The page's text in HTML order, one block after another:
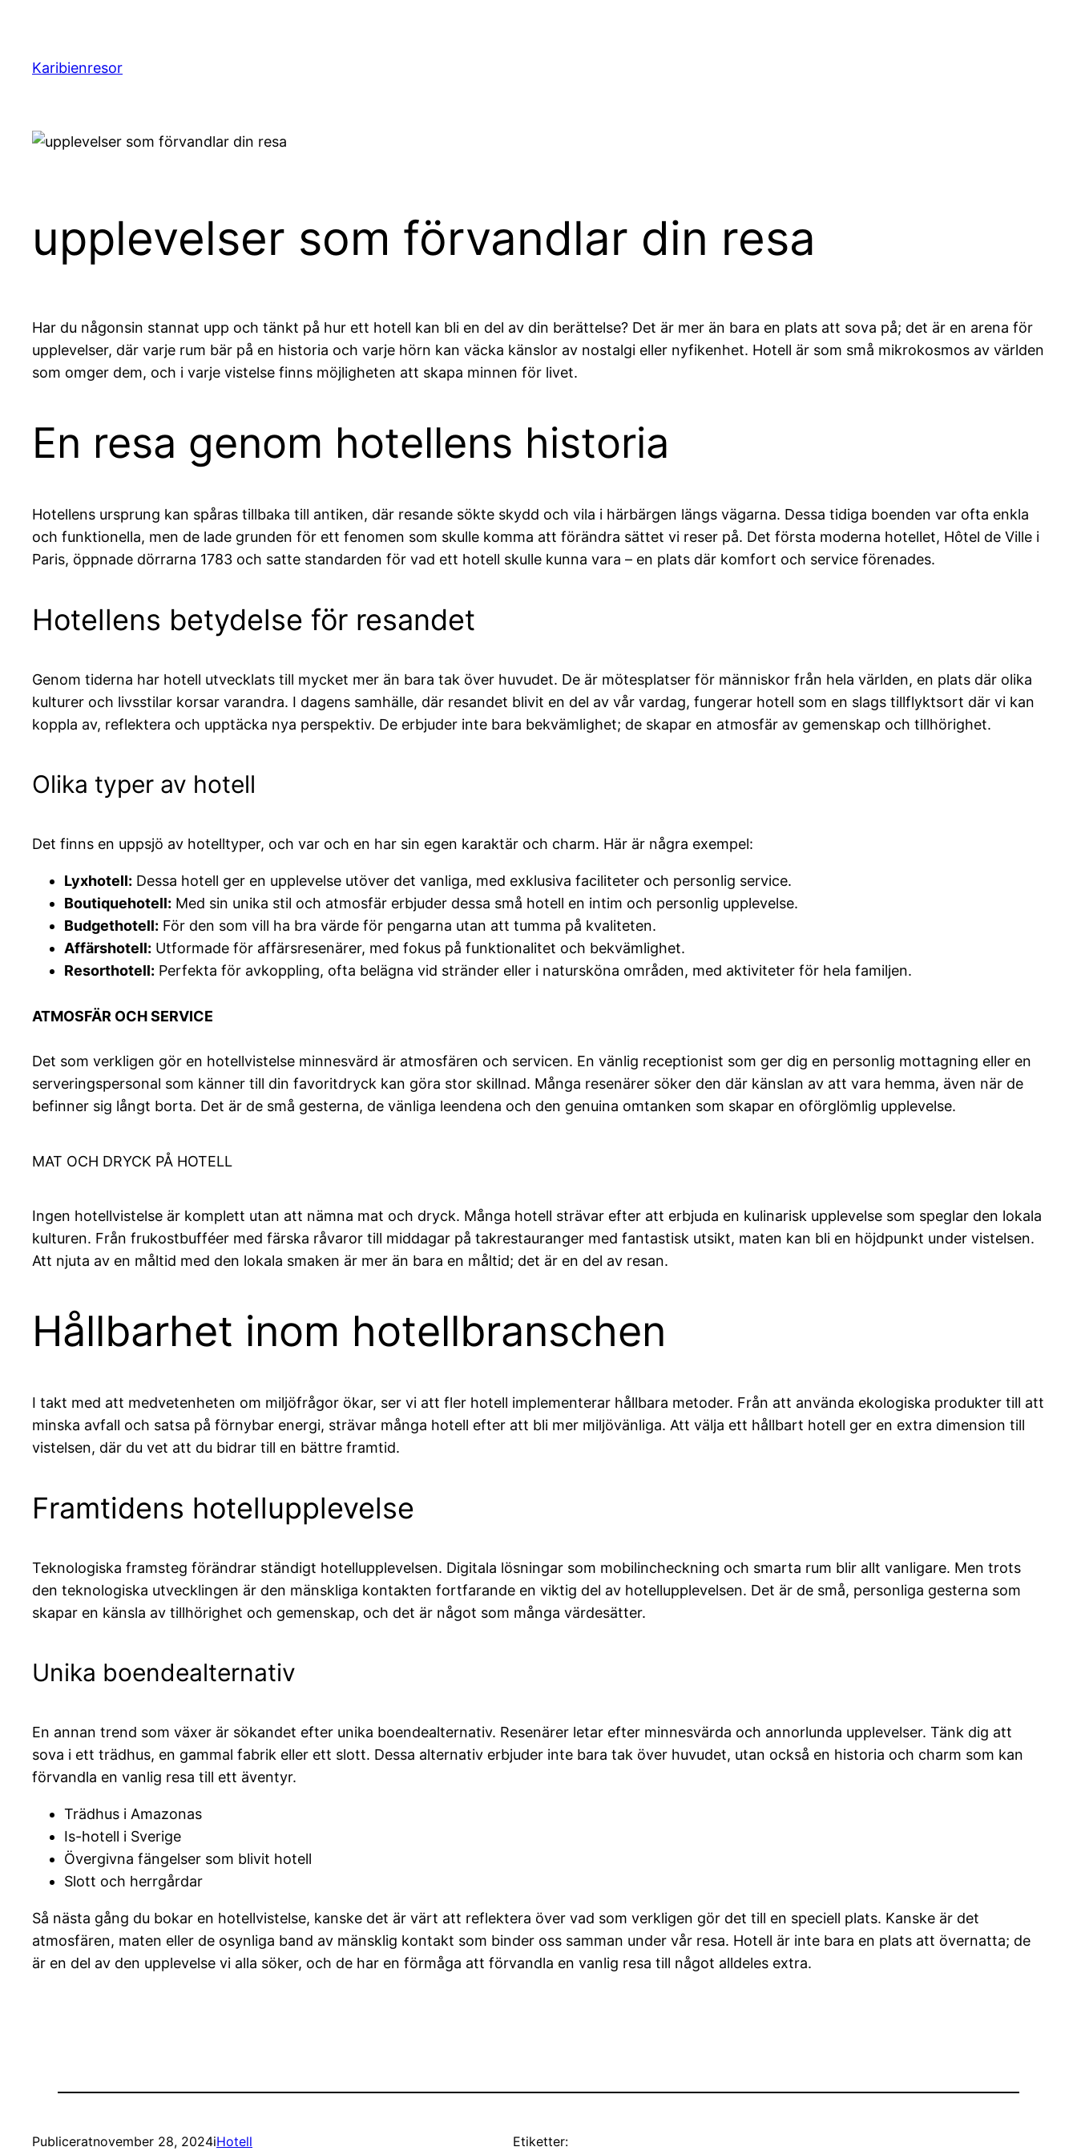
innehåll
Karibienresor
upplevelser som förvandlar din resa
Har du någonsin stannat upp och tänkt på hur ett hotell kan bli en del av din berättelse? Det är mer än bara en plats att sova på; det är en arena för
upplevelser, där varje rum bär på en historia och varje hörn kan väcka känslor av nostalgi eller nyfikenhet. Hotell är som små mikrokosmos av världen
som omger dem, och i varje vistelse finns möjligheten att skapa minnen för livet.
En resa genom hotellens historia
Hotellens ursprung kan spåras tillbaka till antiken, där resande sökte skydd och vila i härbärgen längs vägarna. Dessa tidiga boenden var ofta enkla
och funktionella, men de lade grunden för ett fenomen som skulle komma att förändra sättet vi reser på. Det första moderna hotellet, Hôtel de Ville i
Paris, öppnade dörrarna 1783 och satte standarden för vad ett hotell skulle kunna vara – en plats där komfort och service förenades.
Hotellens betydelse för resandet
Genom tiderna har hotell utvecklats till mycket mer än bara tak över huvudet. De är mötesplatser för människor från hela världen, en plats där olika
kulturer och livsstilar korsar varandra. I dagens samhälle, där resandet blivit en del av vår vardag, fungerar hotell som en slags tillflyktsort där vi kan
koppla av, reflektera och upptäcka nya perspektiv. De erbjuder inte bara bekvämlighet; de skapar en atmosfär av gemenskap och tillhörighet.
Olika typer av hotell
Det finns en uppsjö av hotelltyper, och var och en har sin egen karaktär och charm. Här är några exempel:
Lyxhotell: Dessa hotell ger en upplevelse utöver det vanliga, med exklusiva faciliteter och personlig service.
Boutiquehotell: Med sin unika stil och atmosfär erbjuder dessa små hotell en intim och personlig upplevelse.
Budgethotell: För den som vill ha bra värde för pengarna utan att tumma på kvaliteten.
Affärshotell: Utformade för affärsresenärer, med fokus på funktionalitet och bekvämlighet.
Resorthotell: Perfekta för avkoppling, ofta belägna vid stränder eller i natursköna områden, med aktiviteter för hela familjen.
ATMOSFÄR OCH SERVICE
Det som verkligen gör en hotellvistelse minnesvärd är atmosfären och servicen. En vänlig receptionist som ger dig en personlig mottagning eller en
serveringspersonal som känner till din favoritdryck kan göra stor skillnad. Många resenärer söker den där känslan av att vara hemma, även när de
befinner sig långt borta. Det är de små gesterna, de vänliga leendena och den genuina omtanken som skapar en oförglömlig upplevelse.
MAT OCH DRYCK PÅ HOTELL
Ingen hotellvistelse är komplett utan att nämna mat och dryck. Många hotell strävar efter att erbjuda en kulinarisk upplevelse som speglar den lokala
kulturen. Från frukostbufféer med färska råvaror till middagar på takrestauranger med fantastisk utsikt, maten kan bli en höjdpunkt under vistelsen.
Att njuta av en måltid med den lokala smaken är mer än bara en måltid; det är en del av resan.
Hållbarhet inom hotellbranschen
I takt med att medvetenheten om miljöfrågor ökar, ser vi att fler hotell implementerar hållbara metoder. Från att använda ekologiska produkter till att
minska avfall och satsa på förnybar energi, strävar många hotell efter att bli mer miljövänliga. Att välja ett hållbart hotell ger en extra dimension till
vistelsen, där du vet att du bidrar till en bättre framtid.
Framtidens hotellupplevelse
Teknologiska framsteg förändrar ständigt hotellupplevelsen. Digitala lösningar som mobilincheckning och smarta rum blir allt vanligare. Men trots
den teknologiska utvecklingen är den mänskliga kontakten fortfarande en viktig del av hotellupplevelsen. Det är de små, personliga gesterna som
skapar en känsla av tillhörighet och gemenskap, och det är något som många värdesätter.
Unika boendealternativ
En annan trend som växer är sökandet efter unika boendealternativ. Resenärer letar efter minnesvärda och annorlunda upplevelser. Tänk dig att
sova i ett trädhus, en gammal fabrik eller ett slott. Dessa alternativ erbjuder inte bara tak över huvudet, utan också en historia och charm som kan
förvandla en vanlig resa till ett äventyr.
Trädhus i Amazonas
Is-hotell i Sverige
Övergivna fängelser som blivit hotell
Slott och herrgårdar
Så nästa gång du bokar en hotellvistelse, kanske det är värt att reflektera över vad som verkligen gör det till en speciell plats. Kanske är det
atmosfären, maten eller de osynliga band av mänsklig kontakt som binder oss samman under vår resa. Hotell är inte bara en plats att övernatta; de
är en del av den upplevelse vi alla söker, och de har en förmåga att förvandla en vanlig resa till något alldeles extra.
Publiceratnovember 28, 2024iHotell Etiketter: